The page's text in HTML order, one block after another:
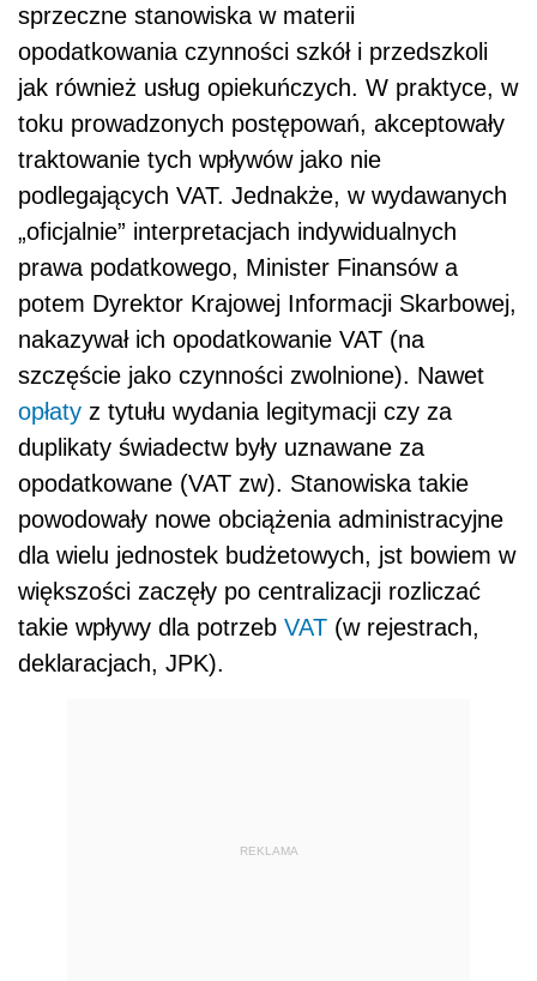
sprzeczne stanowiska w materii
opodatkowania czynności szkół i przedszkoli
jak również usług opiekuńczych. W praktyce, w
toku prowadzonych postępowań, akceptowały
traktowanie tych wpływów jako nie
podlegających VAT. Jednakże, w wydawanych
„oficjalnie” interpretacjach indywidualnych
prawa podatkowego, Minister Finansów a
potem Dyrektor Krajowej Informacji Skarbowej,
nakazywał ich opodatkowanie VAT (na
szczęście jako czynności zwolnione). Nawet
opłaty z tytułu wydania legitymacji czy za
duplikaty świadectw były uznawane za
opodatkowane (VAT zw). Stanowiska takie
powodowały nowe obciążenia administracyjne
dla wielu jednostek budżetowych, jst bowiem w
większości zaczęły po centralizacji rozliczać
takie wpływy dla potrzeb VAT (w rejestrach,
deklaracjach, JPK).
REKLAMA